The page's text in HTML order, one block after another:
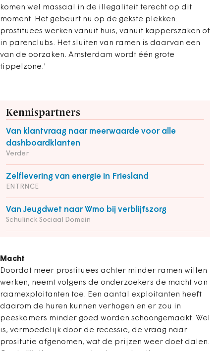
komen wel massaal in de illegaliteit terecht op dit
moment. Het gebeurt nu op de gekste plekken:
prostituees werken vanuit huis, vanuit kapperszaken of
in parenclubs. Het sluiten van ramen is daarvan een
van de oorzaken. Amsterdam wordt één grote
tippelzone.'
Kennispartners
Van klantvraag naar meerwaarde voor alle
dashboardklanten
Verder
Zelflevering van energie in Friesland
ENTRNCE
Van Jeugdwet naar Wmo bij verblijfszorg
Schulinck Sociaal Domein
Macht
Doordat meer prostituees achter minder ramen willen
werken, neemt volgens de onderzoekers de macht van
raamexploitanten toe. Een aantal exploitanten heeft
daarom de huren kunnen verhogen en er zou in
peeskamers minder goed worden schoongemaakt. Wel
is, vermoedelijk door de recessie, de vraag naar
prositutie afgenomen, wat de prijzen weer doet dalen.